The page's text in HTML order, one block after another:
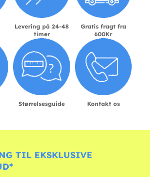
Levering på 24-48
timer
Gratis fragt fra
600Kr
Størrelsesguide Kontakt os
TIL EKSKLUSIVE